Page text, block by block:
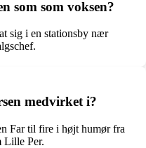
som som voksen?
sig i en stationsby nær
medvirket i?
Far til fire i højt humør fra
Lille Per.